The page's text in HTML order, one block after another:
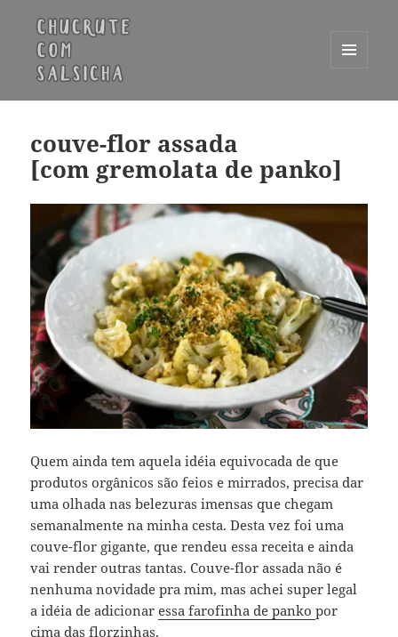
WIDGETS
couve-flor assada
[com gremolata de panko]
Quem ainda tem aquela idéia equivocada de que
produtos orgânicos são feios e mirrados, precisa dar
uma olhada nas belezuras imensas que chegam
semanalmente na minha cesta. Desta vez foi uma
couve-flor gigante, que rendeu essa receita e ainda
vai render outras tantas. Couve-flor assada não é
nenhuma novidade pra mim, mas achei super legal
a idéia de adicionaressa farofinha de pankopor
cima das florzinhas.